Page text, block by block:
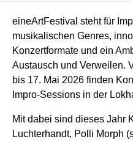
eineArtFestival steht für
musikalischen Genres,
Konzertformate und ein
Austausch und Verweilen.
bis 17. Mai 2026 finden
Impro-Sessions in der
Mit dabei sind dieses Jahr
Luchterhandt, Polli Morph